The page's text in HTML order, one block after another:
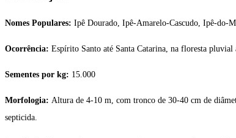
Nomes Populares: Ipê Dourado, Ipê-Amarelo-Cascudo, Ipê-do-
Ocorrência: Espírito Santo até Santa Catarina, na floresta
Sementes por kg: 15.000
Morfologia: Altura de 4-10 m, com tronco de 30-40 cm de
septicida.